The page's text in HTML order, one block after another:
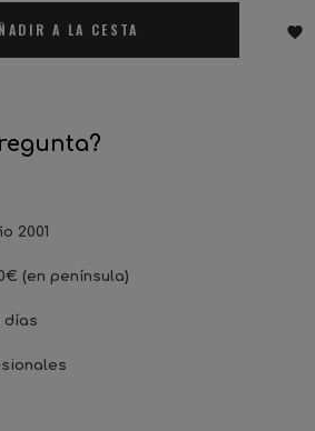
A LA CESTA 
2001
(en península)
días